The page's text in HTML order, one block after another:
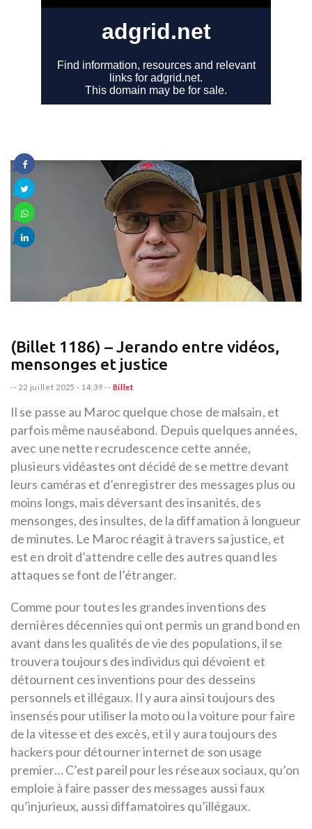
(Billet 1186) – Jerando entre vidéos,
mensonges et justice
-- 22 juillet 2025 - 14:39 -- Billet
Il se passe au Maroc quelque chose de malsain, et
parfois même nauséabond. Depuis quelques années,
avec une nette recrudescence cette année,
plusieurs vidéastes ont décidé de se mettre devant
leurs caméras et d’enregistrer des messages plus ou
moins longs, mais déversant des insanités, des
mensonges, des insultes, de la diffamation à longueur
de minutes. Le Maroc réagit à travers sa justice, et
est en droit d’attendre celle des autres quand les
attaques se font de l’étranger.
Comme pour toutes les grandes inventions des
dernières décennies qui ont permis un grand bond en
avant dans les qualités de vie des populations, il se
trouvera toujours des individus qui dévoient et
détournent ces inventions pour des desseins
personnels et illégaux. Il y aura ainsi toujours des
insensés pour utiliser la moto ou la voiture pour faire
de la vitesse et des excès, et il y aura toujours des
hackers pour détourner internet de son usage
premier… C’est pareil pour les réseaux sociaux, qu’on
emploie à faire passer des messages aussi faux
qu’injurieux, aussi diffamatoires qu’illégaux.